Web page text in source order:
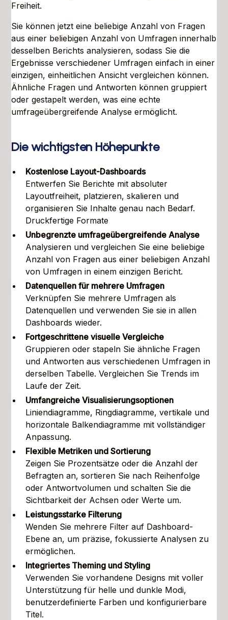
Freiheit.
Sie können jetzt eine beliebige Anzahl von Fragen
aus einer beliebigen Anzahl von Umfragen innerhalb
desselben Berichts analysieren, sodass Sie die
Ergebnisse verschiedener Umfragen einfach in einer
einzigen, einheitlichen Ansicht vergleichen können.
Ähnliche Fragen und Antworten können gruppiert
oder gestapelt werden, was eine echte
umfrageübergreifende Analyse ermöglicht.
Die wichtigsten Höhepunkte
Kostenlose Layout-Dashboards
Entwerfen Sie Berichte mit absoluter
Layoutfreiheit, platzieren, skalieren und
organisieren Sie Inhalte genau nach Bedarf.
Druckfertige Formate
Unbegrenzte umfrageübergreifende Analyse
Analysieren und vergleichen Sie eine beliebige
Anzahl von Fragen aus einer beliebigen Anzahl
von Umfragen in einem einzigen Bericht.
Datenquellen für mehrere Umfragen
Verknüpfen Sie mehrere Umfragen als
Datenquellen und verwenden Sie sie in allen
Dashboards wieder.
Fortgeschrittene visuelle Vergleiche
Gruppieren oder stapeln Sie ähnliche Fragen
und Antworten aus verschiedenen Umfragen in
derselben Tabelle. Vergleichen Sie Trends im
Laufe der Zeit.
Umfangreiche Visualisierungsoptionen
Liniendiagramme, Ringdiagramme, vertikale und
horizontale Balkendiagramme mit vollständiger
Anpassung.
Flexible Metriken und Sortierung
Zeigen Sie Prozentsätze oder die Anzahl der
Befragten an, sortieren Sie nach Reihenfolge
oder Antwortvolumen und schalten Sie die
Sichtbarkeit der Achsen oder Werte um.
Leistungsstarke Filterung
Wenden Sie mehrere Filter auf Dashboard-
Ebene an, um präzise, fokussierte Analysen zu
ermöglichen.
Integriertes Theming und Styling
Verwenden Sie vorhandene Designs mit voller
Unterstützung für helle und dunkle Modi,
benutzerdefinierte Farben und konfigurierbare
Titel.